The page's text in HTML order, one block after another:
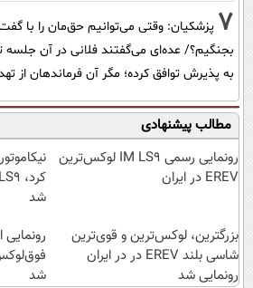
7 پزشکیان: وقتی می‌توانیم حق‌مان را با
بجنگیم؟/ عده‌ای می‌گفتند فلانی در آن جلسه
به پذیرش توافق کرده؛ مگر آن فرماندهان از
مطالب پیشنهادی
رونمایی رسمی IM LS9 لوکس‌ترین
EREV در ایران
شد
بزرگترین، لوکس‌ترین و قوی‌ترین
شاسی بلند EREV در در ایران
رونمایی شد
شد